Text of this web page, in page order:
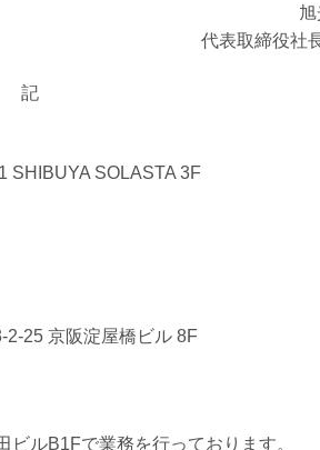
代表取締役
記
SHIBUYA SOLASTA 3F
25 京阪淀屋橋ビル 8F
ビルB1Fで業務を行っております。